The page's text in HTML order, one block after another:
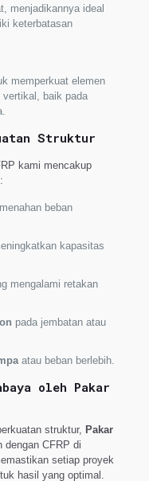
menjadikannya ideal
keterbatasan
memperkuat elemen
baik pada
Struktur
kami mencakup
beban
kapasitas
mengalami retakan
pada jembatan atau
atau beban berlebih.
oleh Pakar
struktur, Pakar
CFRP di
setiap proyek
hasil yang optimal.